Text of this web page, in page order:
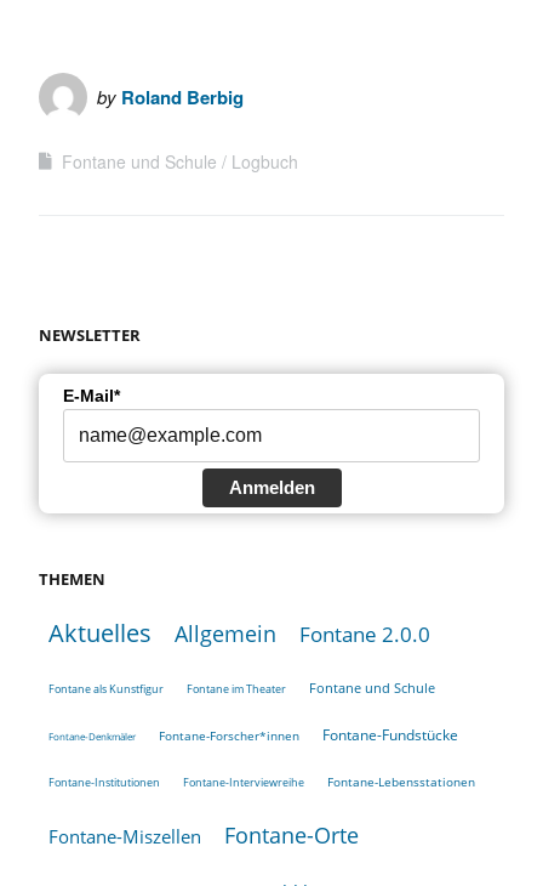
by Roland Berbig
Fontane und Schule Logbuch
NEWSLETTER
E-Mail*
Anmelden
THEMEN
Aktuelles Allgemein Fontane 2.0.0
Fontane als Kunstfigur Fontane im Theater Fontane und Schule
Fontane-Denkmäler Fontane-Forscher*innen Fontane-Fundstücke
Fontane-Institutionen Fontane-Interviewreihe Fontane-Lebensstationen
Fontane-Miszellen Fontane-Orte